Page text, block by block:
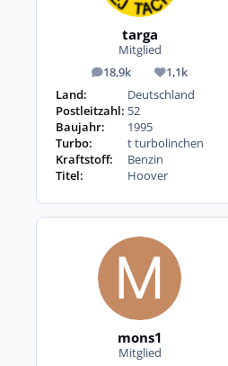
targa
Mitglied
18,9k
Beiträge 1,1k
Reputation
Land:
Deutschland
Postleitzahl: 52
Baujahr:
1995
Turbo:
t turbolinchen
Kraftstoff:
Benzin
Titel:
Hoover
mons1
Mitglied